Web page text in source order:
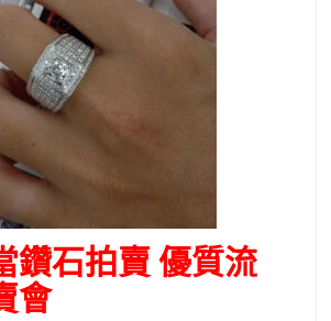
鑽石拍賣 優質流
會